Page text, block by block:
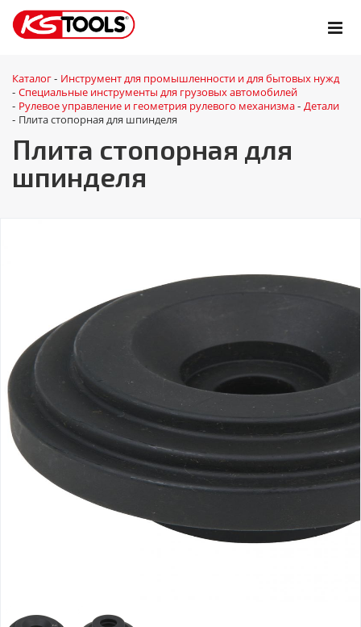
Каталог - Инструмент для промышленности и для бытовых нужд
- Специальные инструменты для грузовых автомобилей
- Рулевое управление и геометрия рулевого механизма - Детали
- Плита стопорная для шпинделя
Плита стопорная для
шпинделя